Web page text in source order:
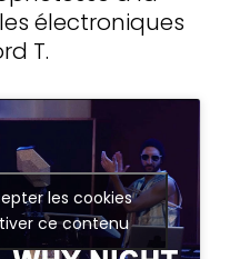
électroniques
T.
les cookies
ce contenu